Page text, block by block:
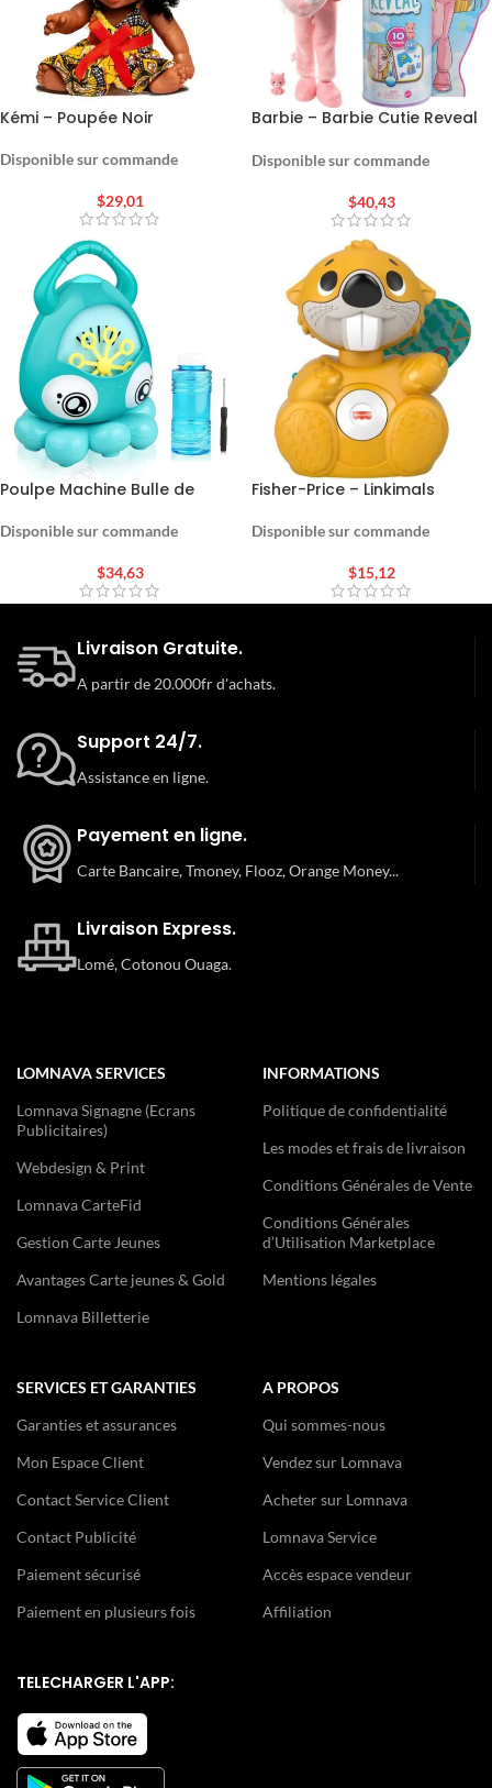
Kémi – Poupée Noir
Disponible sur commande
$29,01
Barbie – Barbie Cutie Reveal
Disponible sur commande
$40,43
Poulpe Machine Bulle de
Disponible sur commande
$34,63
Fisher-Price – Linkimals
d’éveil
Disponible sur commande
$15,12
Livraison Gratuite.
A partir de 20.000fr d'achats.
Support 24/7.
Assistance en ligne.
Payement en ligne.
Carte Bancaire, Tmoney, Flooz, Orange Money...
Livraison Express.
Lomé, Cotonou Ouaga.
LOMNAVA SERVICES
Lomnava Signagne (Ecrans
Publicitaires)
Webdesign & Print
Lomnava CarteFid
Gestion Carte Jeunes
Avantages Carte jeunes & Gold
Lomnava Billetterie
INFORMATIONS
Politique de confidentialité
Les modes et frais de livraison
Conditions Générales de Vente
Conditions Générales
d’Utilisation Marketplace
Mentions légales
SERVICES ET GARANTIES
Garanties et assurances
Mon Espace Client
Contact Service Client
Contact Publicité
Paiement sécurisé
Paiement en plusieurs fois
A PROPOS
Qui sommes-nous
Vendez sur Lomnava
Acheter sur Lomnava
Lomnava Service
Accès espace vendeur
Affiliation
TELECHARGER L'APP: